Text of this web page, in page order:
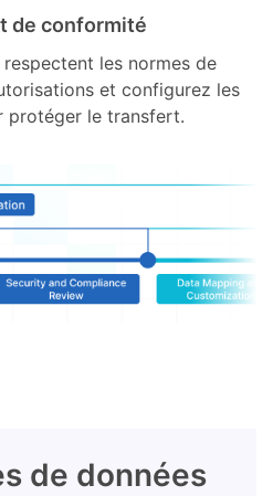
de conformité
les normes de
et configurez les
protéger le transfert.
de données